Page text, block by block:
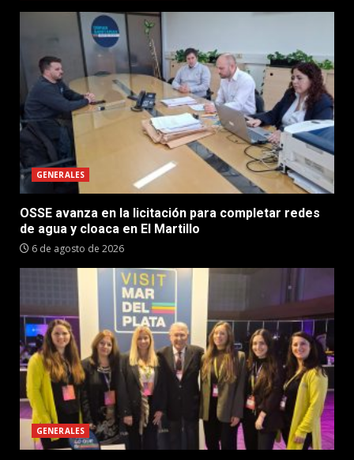
GENERALES
OSSE avanza en la licitación para completar redes
de agua y cloaca en El Martillo
6 de agosto de 2026
GENERALES